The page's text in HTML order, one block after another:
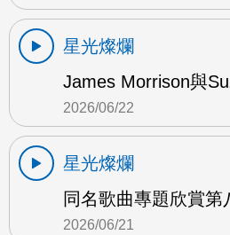
星光燦爛
James Morrison與
2026/06/22
星光燦爛
同名歌曲專題欣賞第
2026/06/21